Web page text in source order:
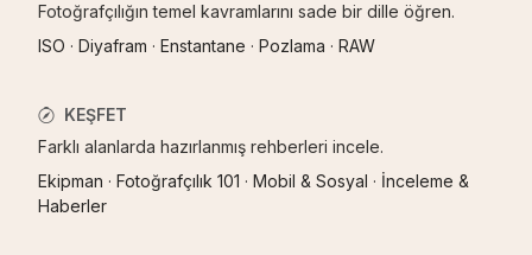
Fotoğrafçılığın temel kavramlarını sade bir dille öğren.
ISO · Diyafram · Enstantane · Pozlama · RAW
KEŞFET
Farklı alanlarda hazırlanmış rehberleri incele.
Ekipman · Fotoğrafçılık 101 · Mobil & Sosyal · İnceleme &
Haberler